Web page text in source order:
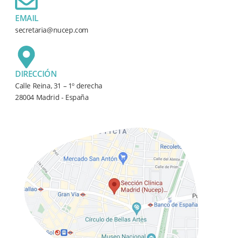
EMAIL
secretaria@nucep.com
DIRECCIÓN
Calle Reina, 31 – 1º derecha
28004 Madrid - España